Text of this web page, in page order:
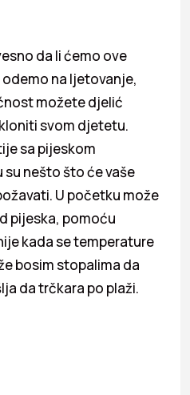
da li ćemo ove
na ljetovanje,
možete djelić
svom djetetu.
sa pijeskom
nešto što će vaše
U početku može
pijeska, pomoću
kada se temperature
bosim stopalima da
da trčkara po plaži.